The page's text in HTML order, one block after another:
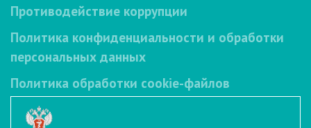
Противодействие коррупции
Политика конфиденциальности и обработки
персональных данных
Политика обработки cookie-файлов